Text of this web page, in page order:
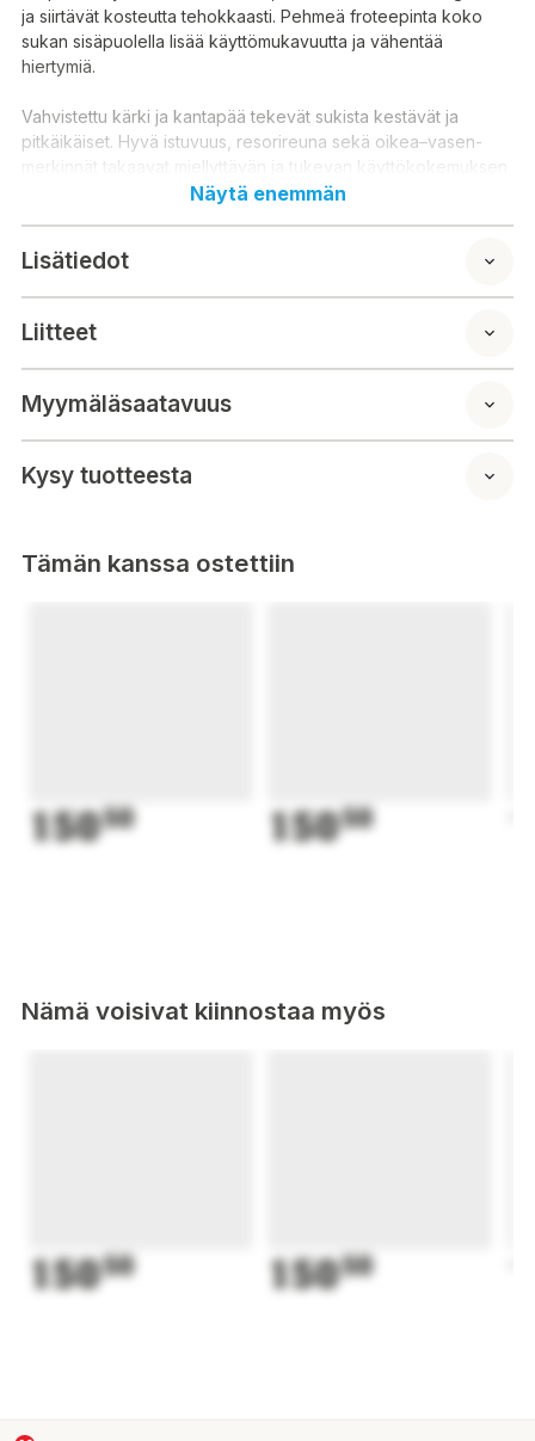
ja siirtävät kosteutta tehokkaasti. Pehmeä froteepinta koko
sukan sisäpuolella lisää käyttömukavuutta ja vähentää
hiertymiä.
Vahvistettu kärki ja kantapää tekevät sukista kestävät ja
pitkäikäiset. Hyvä istuvuus, resorireuna sekä oikea–vasen-
merkinnät takaavat miellyttävän ja tukevan käyttökokemuksen
Työ-, vapaa-ajan ja talvikäyttöön
Eristävä ja lämpöä pitävä villasekoite
materiaali
Pehmeä täysfrotee koko sukan sisäpuolella
Vahvistettu kärki ja kantapää
Hyvä istuvuus ja resorireuna
Oikea–vasen-merkinnät
Toimitetaan pareittain
Näytä enemmän
Lisätiedot
Liitteet
Myymäläsaatavuus
Kysy tuotteesta
Tämän kanssa ostettiin
15050 15050
Nämä voisivat kiinnostaa myös
15050 15050